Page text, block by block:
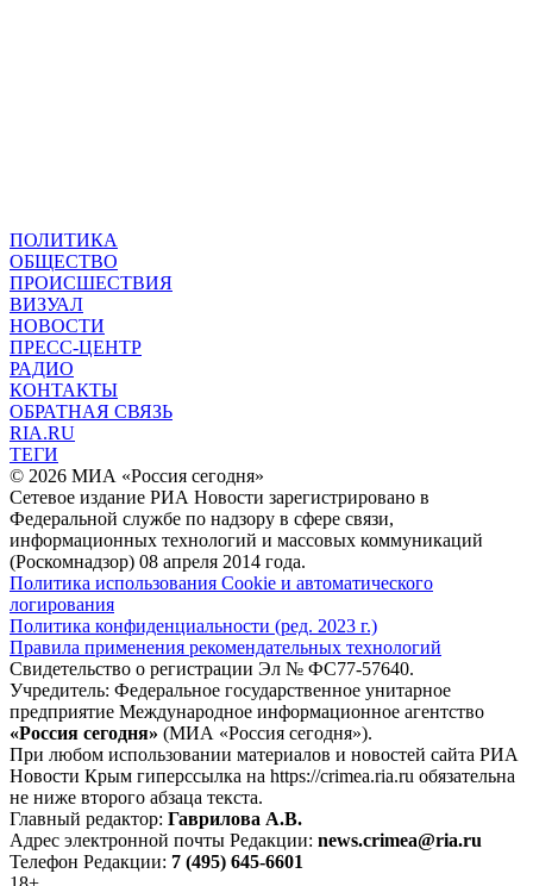
ПОЛИТИКА
ОБЩЕСТВО
ПРОИСШЕСТВИЯ
ВИЗУАЛ
НОВОСТИ
ПРЕСС-ЦЕНТР
РАДИО
КОНТАКТЫ
ОБРАТНАЯ СВЯЗЬ
RIA.RU
ТЕГИ
© 2026 МИА «Россия сегодня»
Сетевое издание РИА Новости зарегистрировано в
Федеральной службе по надзору в сфере связи,
информационных технологий и массовых коммуникаций
(Роскомнадзор) 08 апреля 2014 года.
Политика использования Cookie и автоматического
логирования
Политика конфиденциальности (ред. 2023 г.)
Правила применения рекомендательных технологий
Свидетельство о регистрации Эл № ФС77-57640.
Учредитель: Федеральное государственное унитарное
предприятие Международное информационное агентство
«Россия сегодня» (МИА «Россия сегодня»).
При любом использовании материалов и новостей сайта РИА
Новости Крым гиперссылка на https://crimea.ria.ru обязательна
не ниже второго абзаца текста.
Главный редактор: Гаврилова А.В.
Адрес электронной почты Редакции: news.crimea@ria.ru
Телефон Редакции: 7 (495) 645-6601